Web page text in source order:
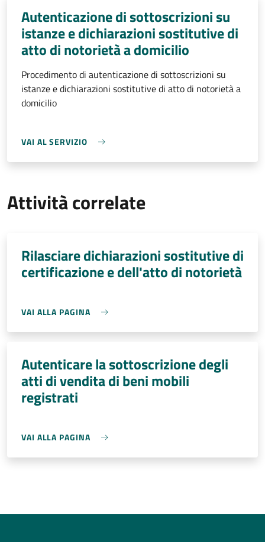
Autenticazione di sottoscrizioni su
istanze e dichiarazioni sostitutive di
atto di notorietà a domicilio
Procedimento di autenticazione di sottoscrizioni su
istanze e dichiarazioni sostitutive di atto di notorietà a
domicilio
VAI AL SERVIZIO
Attività correlate
Rilasciare dichiarazioni sostitutive di
certificazione e dell'atto di notorietà
VAI ALLA PAGINA
Autenticare la sottoscrizione degli
atti di vendita di beni mobili
registrati
VAI ALLA PAGINA